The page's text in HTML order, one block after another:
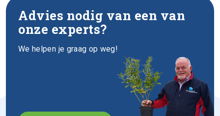
Advies nodig van een van
onze experts?
We helpen je graag op weg!